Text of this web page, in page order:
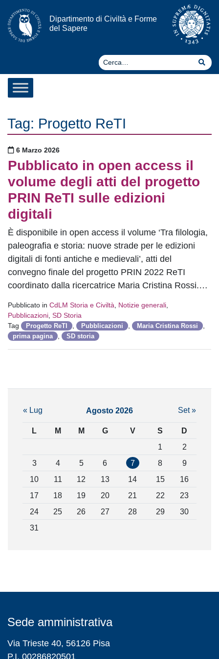
Vai al contenuto
Dipartimento di Civiltà e Forme
del Sapere
Tag: Progetto ReTI
Pubblicato il
6 Marzo 2026
Pubblicato in open access il
volume degli atti del progetto
PRIN ReTI sulle edizioni
digitali
È disponibile in open access il volume ‘Tra filologia,
paleografia e storia: nuove strade per le edizioni
digitali di fonti antiche e medievali’, atti del
convegno finale del progetto PRIN 2022 ReTI
coordinato dalla ricercatrice Maria Cristina Rossi.…
Pubblicato in CdLM Storia e Civiltà Notizie generali
Pubblicazioni SD Storia
Tag
Progetto ReTI Pubblicazioni Maria Cristina Rossi
prima pagina SD storia
Agosto 2026
L M M G V S D
« Lug Set »
1
2
3
4 5 6 7 8
9
10
11 12 13 14 15
16
17
18 19 20 21 22
23
24
25 26 27 28 29
30
31
Sede amministrativa
Via Trieste 40, 56126 Pisa
P.I. 00286820501